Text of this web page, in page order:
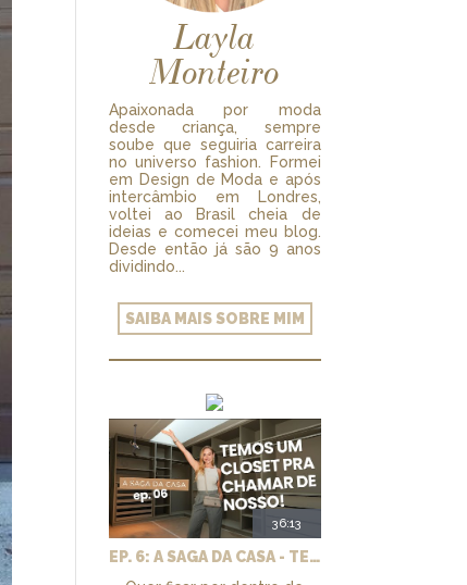
Layla
Monteiro
Apaixonada por moda
desde criança, sempre
soube que seguiria carreira
no universo fashion. Formei
em Design de Moda e após
intercâmbio em Londres,
voltei ao Brasil cheia de
ideias e comecei meu blog.
Desde então já são 9 anos
dividindo...
SAIBA MAIS SOBRE MIM
36:13
EP. 6: A SAGA DA CASA - TEMOS UM CLOSET PRA CHAMAR DE NOSSO + MARCENARIA E PAISAGISMO